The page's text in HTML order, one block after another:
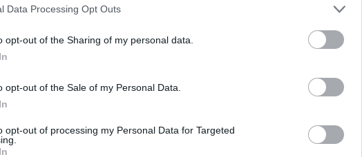
Data Processing Opt Outs
opt-out of the Sharing of my personal data.
opt-out of the Sale of my Personal Data.
opt-out of processing my Personal Data for Targeted
por un margen mínimo a favor del
mantuvo el control del partido durante gran
resistir hasta el último instante para
LO MÁS LEÍDO